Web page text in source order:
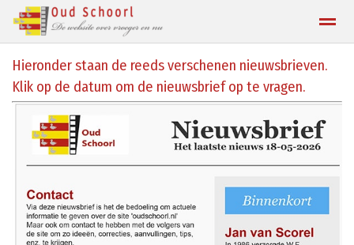
Contact
Home Locatie
Hieronder staan de reeds verschenen nieuwsbrieven.
Klik op de datum om de nieuwsbrief op te vragen.